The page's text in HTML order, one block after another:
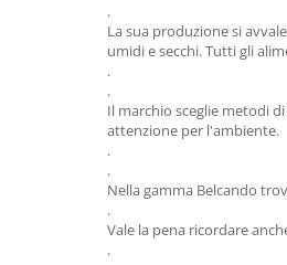
.
La sua produzione si
umidi e secchi. Tutti gli
.
.
Il marchio sceglie metodi
attenzione per l'ambiente.
.
.
Nella gamma Belcando
.
Vale la pena ricordare
.